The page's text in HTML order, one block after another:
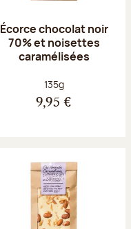
Écorce chocolat noir
70% et noisettes
caramélisées
Poids net :
135g
9,95 €